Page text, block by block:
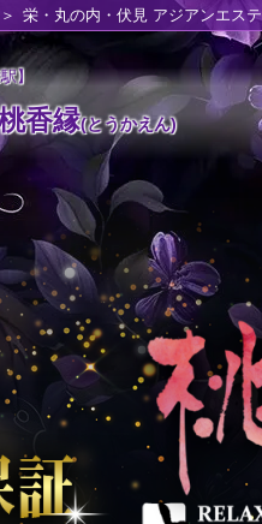
栄・丸の内・伏見 アジアンエステ
】
香縁(とうかえん)